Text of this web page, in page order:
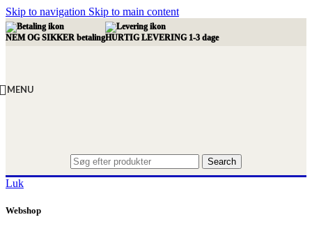
Skip to navigation Skip to main content
NEM OG SIKKER betalingHURTIG LEVERING 1-3 dage
MENU
Search
Luk
Webshop